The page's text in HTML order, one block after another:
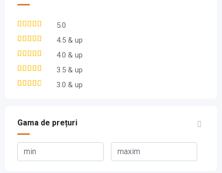
5.0
4.5 & up
4.0 & up
3.5 & up
3.0 & up
Gama de prețuri